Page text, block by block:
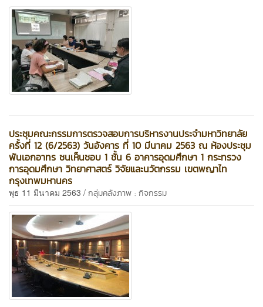
ประชุมคณะกรรมการตรวจสอบการบริหารงานประจำมหาวิทยาลัย
ครั้งที่ 12 (6/2563) วันอังคาร ที่ 10 มีนาคม 2563 ณ ห้องประชุม
พันเอกอาทร ชนเห็นชอบ 1 ชั้น 6 อาคารอุดมศึกษา 1 กระทรวง
การอุดมศึกษา วิทยาศาสตร์ วิจัยและนวัตกรรม เขตพญาไท
กรุงเทพมหานคร
พุธ 11 มีนาคม 2563 / กลุ่มคลังภาพ : กิจกรรม